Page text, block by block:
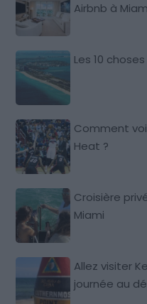
Airbnb à
Les 10
Comment
Heat ?
Croisière
Miami
Allez visiter
journée au